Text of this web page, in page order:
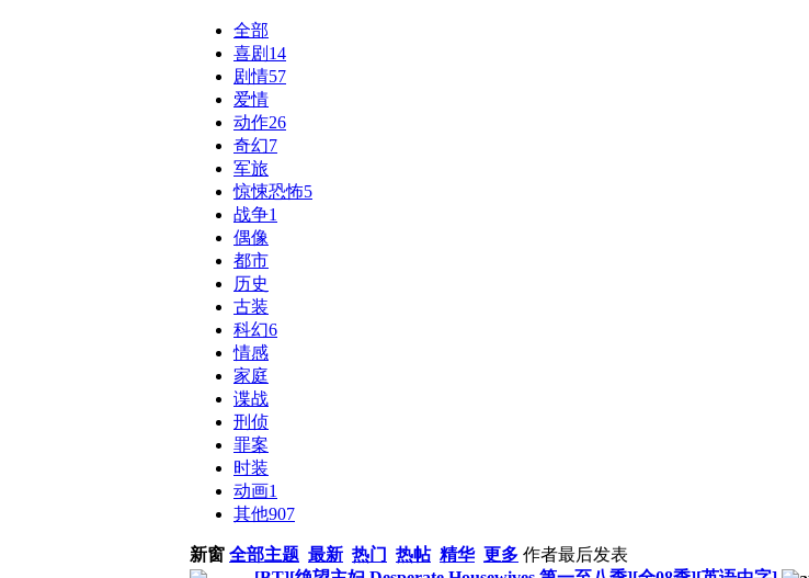
全部
喜剧 14
剧情57
爱情
动作26
奇幻7
军旅
惊悚恐怖5
战争1
偶像
都市
历史
古装
科幻6
情感
家庭
谍战
刑侦
罪案
时装
动画1
其他907
新窗 全部主题 最新 热门 热帖 精华 更多 作者最后发表